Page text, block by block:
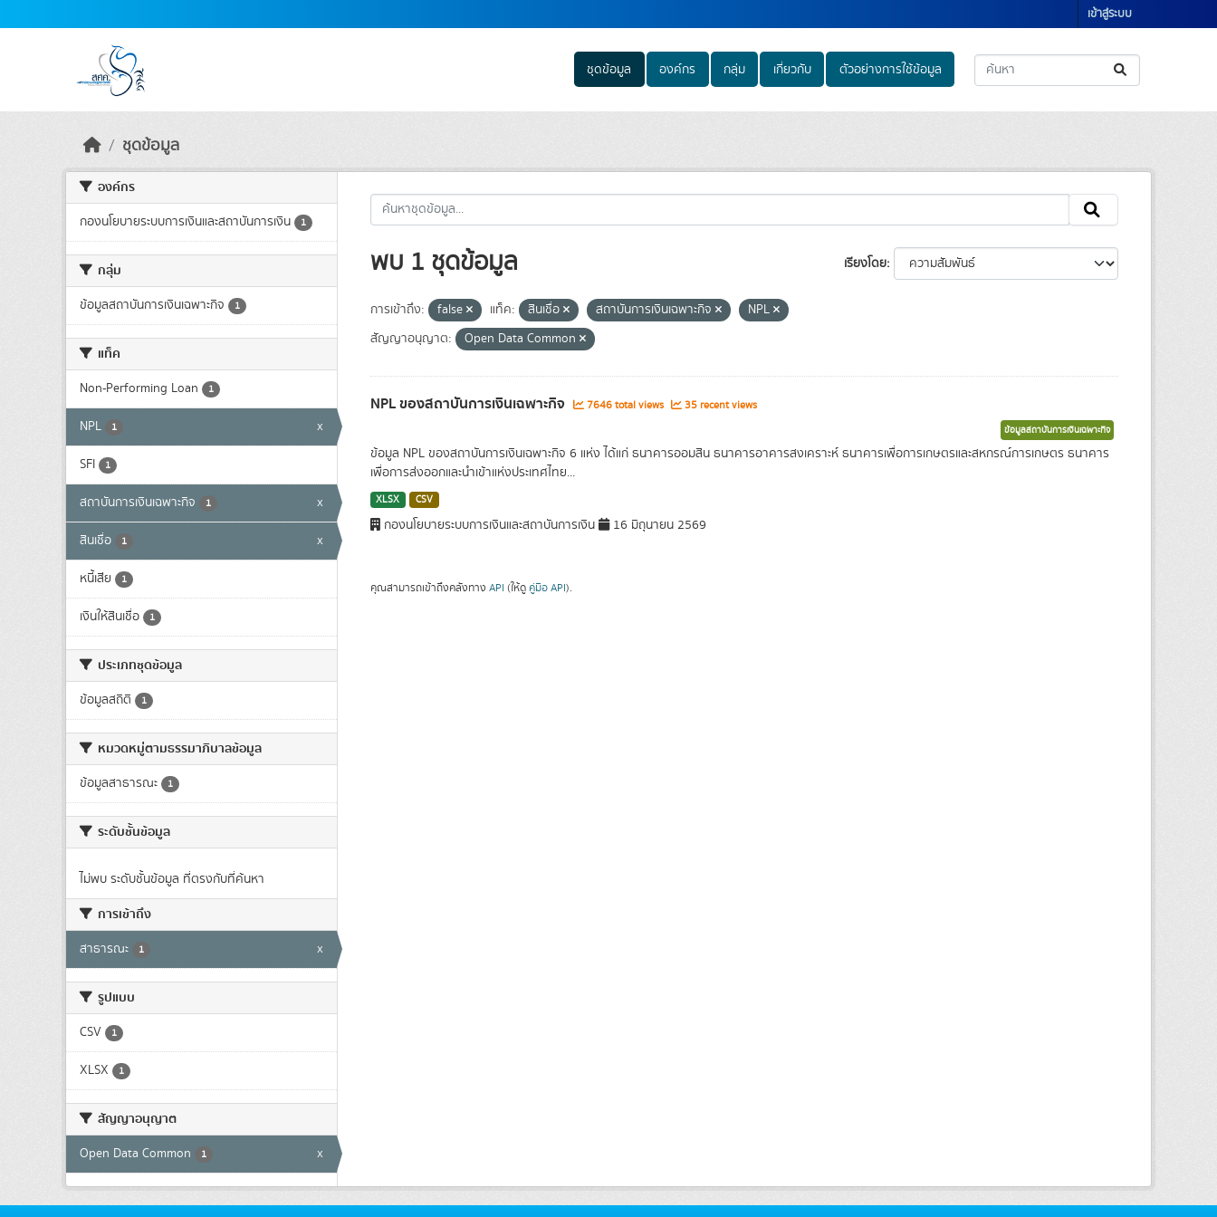
เข้าสู่ระบบ
ชุดข้อมูล องค์กร กลุ่ม เกี่ยวกับ ตัวอย่างการใช้ข้อมูล
ชุดข้อมูล
องค์กร
กองนโยบายระบบการเงินและสถาบันการเงิน 1
กลุ่ม
ข้อมูลสถาบันการเงินเฉพาะกิจ 1
แท็ค
Non-Performing Loan 1
NPL 1 x
SFI 1
สถาบันการเงินเฉพาะกิจ 1 x
สินเชื่อ 1 x
หนี้เสีย 1
เงินให้สินเชื่อ 1
ประเภทชุดข้อมูล
ข้อมูลสถิติ 1
หมวดหมู่ตามธรรมาภิบาลข้อมูล
ข้อมูลสาธารณะ 1
ระดับชั้นข้อมูล
ไม่พบ ระดับชั้นข้อมูล ที่ตรงกับที่ค้นหา
การเข้าถึง
สาธารณะ 1 x
รูปแบบ
CSV 1
XLSX 1
สัญญาอนุญาต
Open Data Common 1 x
เรียงโดย
พบ 1 ชุดข้อมูล
การเข้าถึง: false แท็ค: สินเชื่อ สถาบันการเงินเฉพาะกิจ
NPL
สัญญาอนุญาต:
Open Data Common
NPL ของสถาบันการเงินเฉพาะกิจ 7646 total views 35 recent views
ข้อมูลสถาบันการเงินเฉพาะกิจ
ข้อมูล NPL ของสถาบันการเงินเฉพาะกิจ 6 แห่ง ได้แก่ ธนาคารออมสิน ธนาคารอาคารสงเคราะห์ ธนาคารเพื่อการเกษตรและสหกรณ์การเกษตร ธนาคาร
เพื่อการส่งออกและนำเข้าแห่งประเทศไทย...
XLSX CSV
กองนโยบายระบบการเงินและสถาบันการเงิน 16 มิถุนายน 2569
คุณสามารถเข้าถึงคลังทาง API (ให้ดู คู่มือ API).